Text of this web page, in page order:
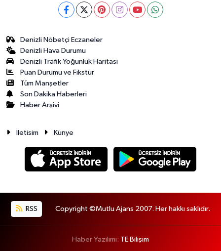
Denizli Nöbetçi Eczaneler
Denizli Hava Durumu
Denizli Trafik Yoğunluk Haritası
Puan Durumu ve Fikstür
Tüm Manşetler
Son Dakika Haberleri
Haber Arşivi
İletisim Künye
RSS Copyright ©Mutlu Ajans 2007. Her hakkı saklıdır.
Haber Yazılımı: TE Bilişim